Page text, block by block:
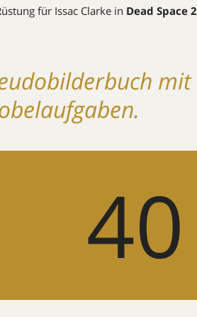
für Issac Clarke in Dead Space 2
mit
40